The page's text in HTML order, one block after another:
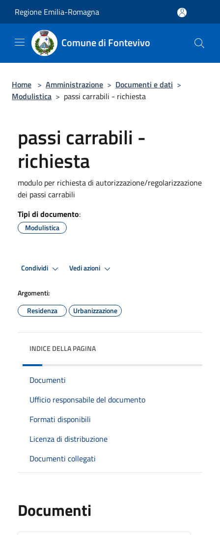
Regione Emilia-Romagna
Comune di Fontevivo
Home > Amministrazione > Documenti e dati >
Modulistica > passi carrabili - richiesta
passi carrabili -
richiesta
modulo per richiesta di autorizzazione/regolarizzazione
dei passi carrabili
Tipi di documento:
Modulistica
Condividi Vedi azioni
Argomenti:
Residenza
Urbanizzazione
INDICE DELLA PAGINA
Documenti
Ufficio responsabile del documento
Formati disponibili
Licenza di distribuzione
Documenti collegati
Documenti